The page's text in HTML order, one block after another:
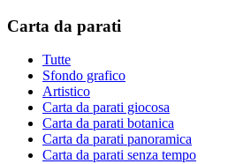
Carta da parati
Tutte
Sfondo grafico
Artistico
Carta da parati giocosa
Carta da parati botanica
Carta da parati panoramica
Carta da parati senza tempo